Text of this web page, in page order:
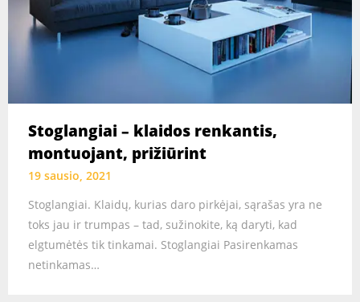
Stoglangiai – klaidos renkantis,
montuojant, prižiūrint
19 sausio, 2021
Stoglangiai. Klaidų, kurias daro pirkėjai, sąrašas yra ne
toks jau ir trumpas – tad, sužinokite, ką daryti, kad
elgtumėtės tik tinkamai. Stoglangiai Pasirenkamas
netinkamas…